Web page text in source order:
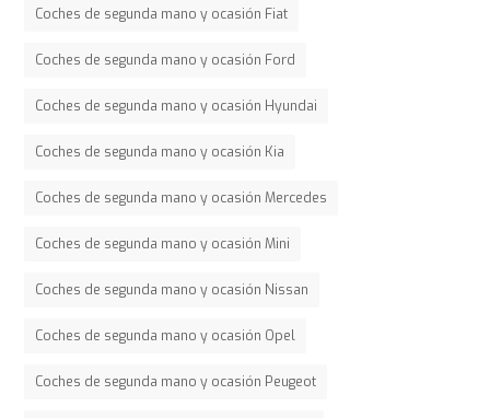
Coches de segunda mano y ocasión Fiat
Coches de segunda mano y ocasión Ford
Coches de segunda mano y ocasión Hyundai
Coches de segunda mano y ocasión Kia
Coches de segunda mano y ocasión Mercedes
Coches de segunda mano y ocasión Mini
Coches de segunda mano y ocasión Nissan
Coches de segunda mano y ocasión Opel
Coches de segunda mano y ocasión Peugeot